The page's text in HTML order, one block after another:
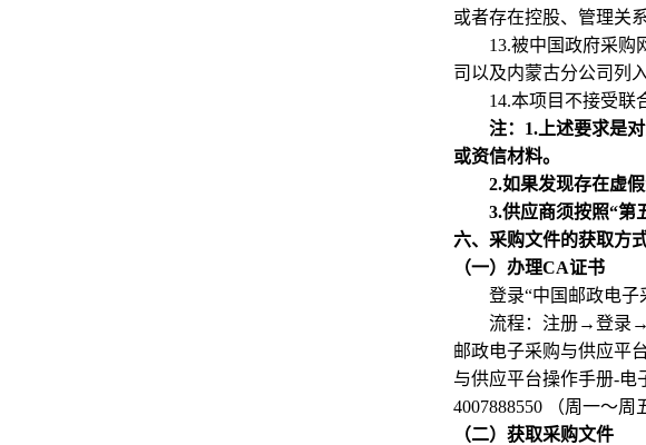
或者存在控股、管理关
13.被中国政府采购
司以及内蒙古分公司列
14.本项目不接受联
注：1.上述要求是
或资信材料。
2.如果发现存在虚
3.供应商须按照“第
六、采购文件的获取方式
（一）办理CA证书
登录“中国邮政电子
流程：注册→登录
邮政电子采购与供应平
与供应平台操作手册-电
4007888550 （周一～周
（二）获取采购文件